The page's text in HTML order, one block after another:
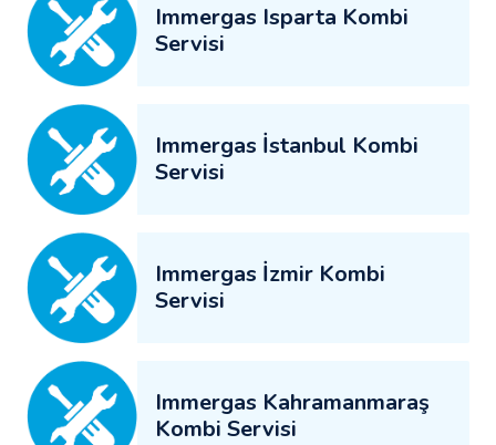
Immergas Isparta Kombi
Servisi
Immergas İstanbul Kombi
Servisi
Immergas İzmir Kombi
Servisi
Immergas Kahramanmaraş
Kombi Servisi